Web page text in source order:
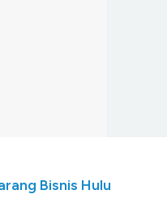
Bisnis Hulu